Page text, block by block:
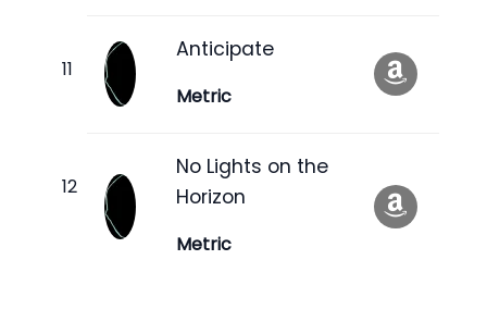
Anticipate
Metric
No Lights on the
Horizon
Metric